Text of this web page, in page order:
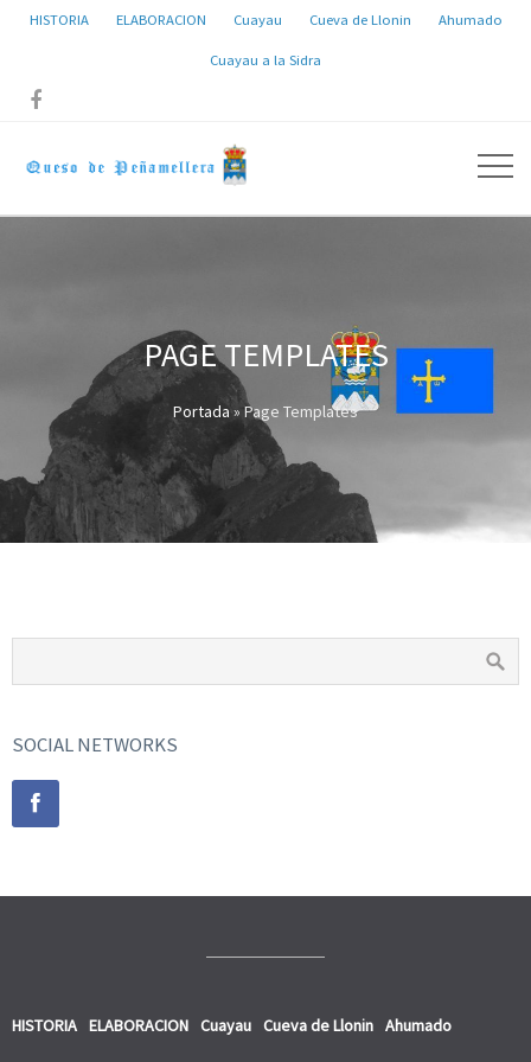
HISTORIA ELABORACION Cuayau Cueva de Llonin Ahumado
Cuayau a la Sidra

PAGE TEMPLATES
Portada » Page Templates
SOCIAL NETWORKS
HISTORIA ELABORACION Cuayau Cueva de Llonin Ahumado